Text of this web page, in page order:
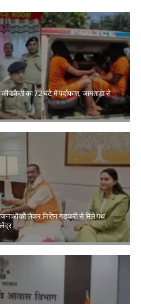
डकैती का 72 घंटे में पर्दाफाश, जामताड़ा से
को लेकर नितिन गडकरी से मिले पथ